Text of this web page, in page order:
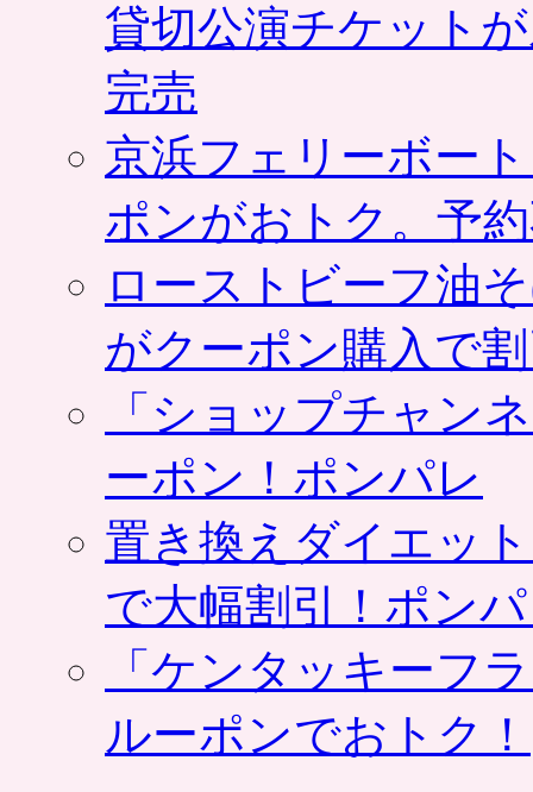
貸切公演チケット
完売
京浜フェリーボー
ポンがおトク。予
ローストビーフ油
がクーポン購入で
「ショップチャン
ーポン！ポンパレ
置き換えダイエッ
で大幅割引！ポン
「ケンタッキーフ
ルーポンでおトク！